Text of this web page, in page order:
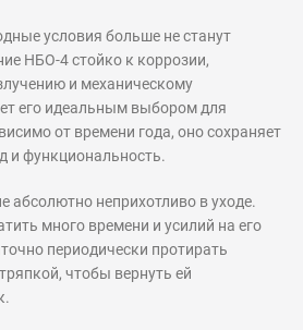
условия больше не станут
НБО-4 стойко к коррозии,
и механическому
его идеальным выбором для
от времени года, оно сохраняет
и функциональность.
абсолютно неприхотливо в уходе.
много времени и усилий на его
периодически протирать
чтобы вернуть ей